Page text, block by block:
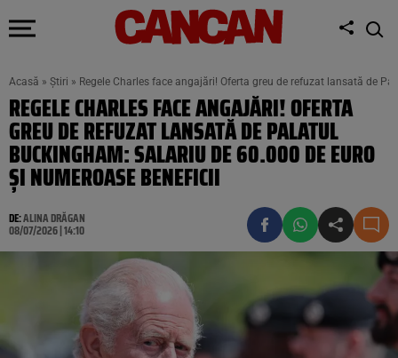
Acasă » Știri » Regele Charles face angajări! Oferta greu de refuzat lansată de
REGELE CHARLES FACE ANGAJĂRI! OFERTA
GREU DE REFUZAT LANSATĂ DE PALATUL
BUCKINGHAM: SALARIU DE 60.000 DE EURO
ȘI NUMEROASE BENEFICII
DE:ALINA DRĂGAN
08/07/2026 | 14:10